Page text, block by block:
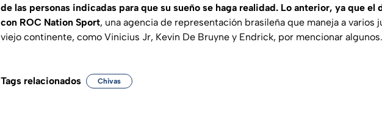
de las personas indicadas para que su sueño se haga realidad. Lo anterior, ya que el
con ROC Nation Sport, una agencia de representación brasileña que maneja a varios
viejo continente, como Vinicius Jr, Kevin De Bruyne y Endrick, por mencionar algunos.
Tags relacionados Chivas